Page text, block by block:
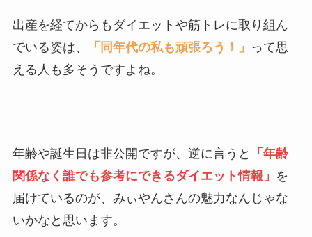
出産を経てからもダイエットや筋トレに取り組ん
でいる姿は、
「同年代の私も頑張ろう！」 って思
える人も多そうですよね。
年齢や誕生日は非公開ですが、逆に言うと
「年齢
関係なく誰でも参考にできるダイエット情報」 を
届けているのが、みぃやんさんの魅力なんじゃな
いかなと思います。